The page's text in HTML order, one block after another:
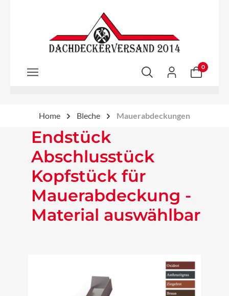
Zum Hauptinhalt springen
0
Home Bleche Mauerabdeckungen
Endstück
Abschlusstück
Kopfstück für
Mauerabdeckung -
Material auswählbar